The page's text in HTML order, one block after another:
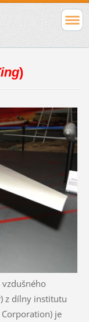
)
) z dílny institutu
Corporation) je